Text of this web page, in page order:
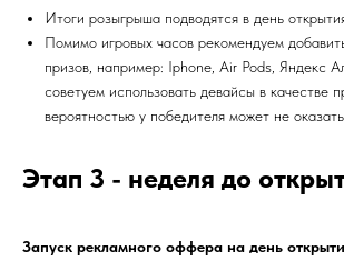
Итоги розыгрыша подводятся в день
Помимо игровых часов рекомендуем
призов, например: Iphone, Air Pods, Яндекс
советуем использовать девайсы в качестве
вероятностью у победителя может не
Этап 3 - неделя до
Запуск рекламного оффера на день